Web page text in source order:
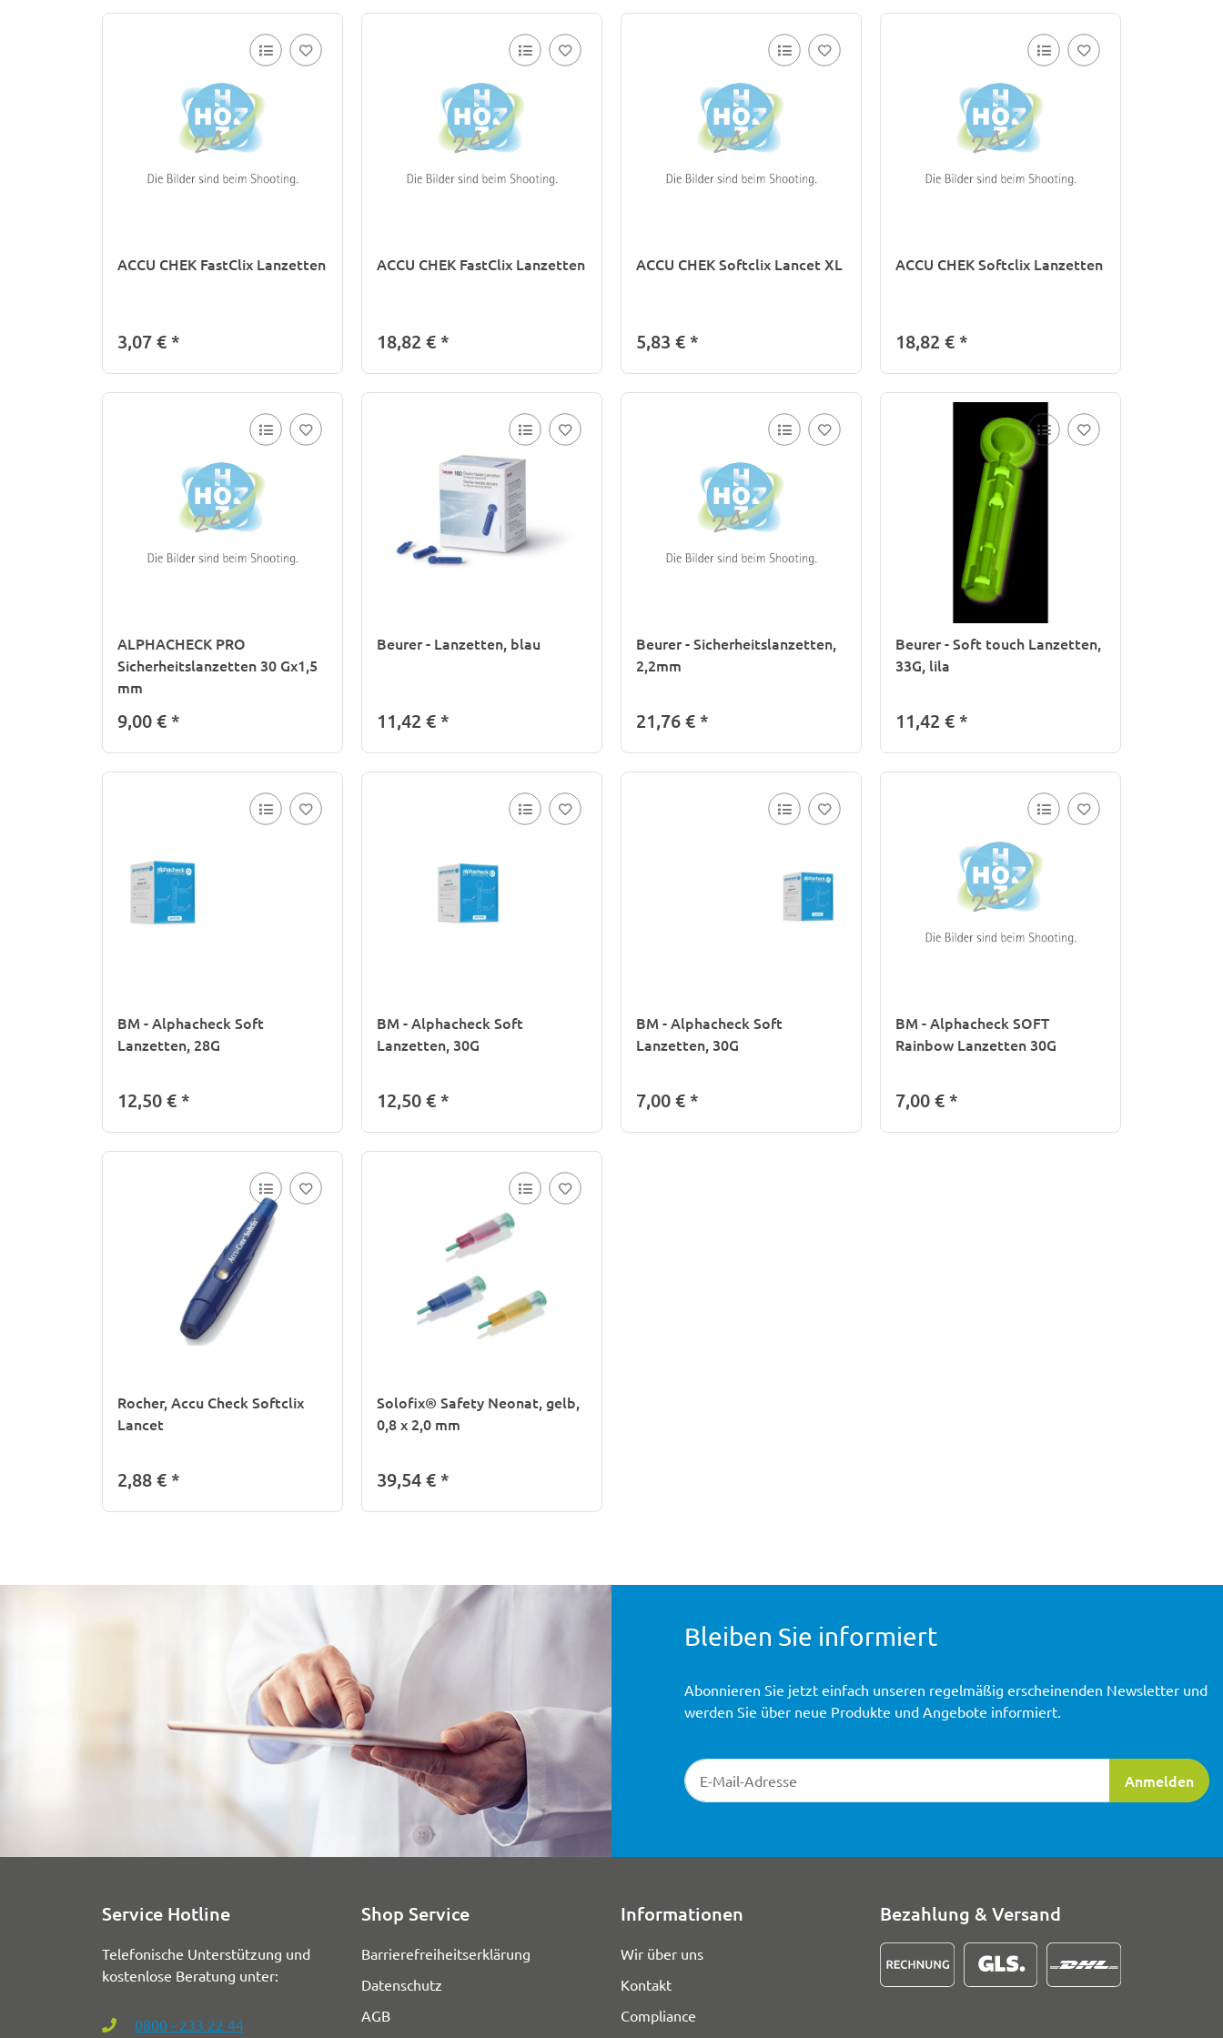
ACCU CHEK FastClix Lanzetten
3,07 €*
ACCU CHEK FastClix Lanzetten
18,82 €*
ACCU CHEK Softclix Lancet XL
5,83 €*
ACCU CHEK Softclix Lanzetten
18,82 €*
ALPHACHECK PRO
Sicherheitslanzetten 30 Gx1,5
mm
9,00 €*
Beurer - Lanzetten, blau
11,42 €*
Beurer - Sicherheitslanzetten,
2,2mm
21,76 €*
Beurer - Soft touch Lanzetten,
33G, lila
11,42 €*
BM - Alphacheck Soft
Lanzetten, 28G
12,50 €*
BM - Alphacheck Soft
Lanzetten, 30G
12,50 €*
BM - Alphacheck Soft
Lanzetten, 30G
7,00 €*
BM - Alphacheck SOFT
Rainbow Lanzetten 30G
7,00 €*
Rocher, Accu Check Softclix
Lancet
2,88 €*
Solofix® Safety Neonat, gelb,
0,8 x 2,0 mm
39,54 €*
Bleiben Sie informiert
Newsletter-Registrierung
Anmelden
Abonnieren Sie jetzt einfach unseren regelmäßig erscheinenden Newsletter und
werden Sie über neue Produkte und Angebote informiert.
Service Hotline
Telefonische Unterstützung und
kostenlose Beratung unter:
0800 - 233 22 44
Shop Service
Barrierefreiheitserklärung
Datenschutz
AGB
Informationen
Wir über uns
Kontakt
Compliance
Bezahlung & Versand